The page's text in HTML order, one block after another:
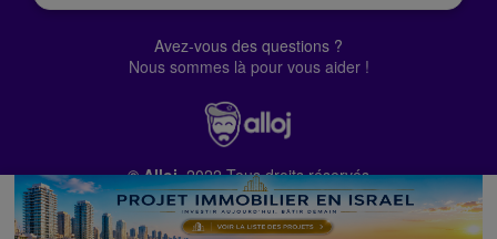
Avez-vous des questions ?
Nous sommes là pour vous aider !
© Alloj.2022 Tous droits réservés